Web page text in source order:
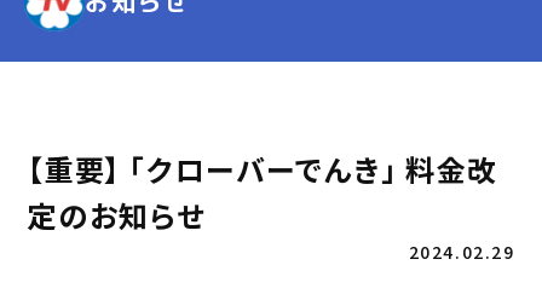
【重要】 「クローバーでんき」 料金改
定のお知らせ
2024.02.29